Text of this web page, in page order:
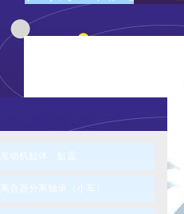
发动机缸体、缸盖
离合器分离轴承（小车）